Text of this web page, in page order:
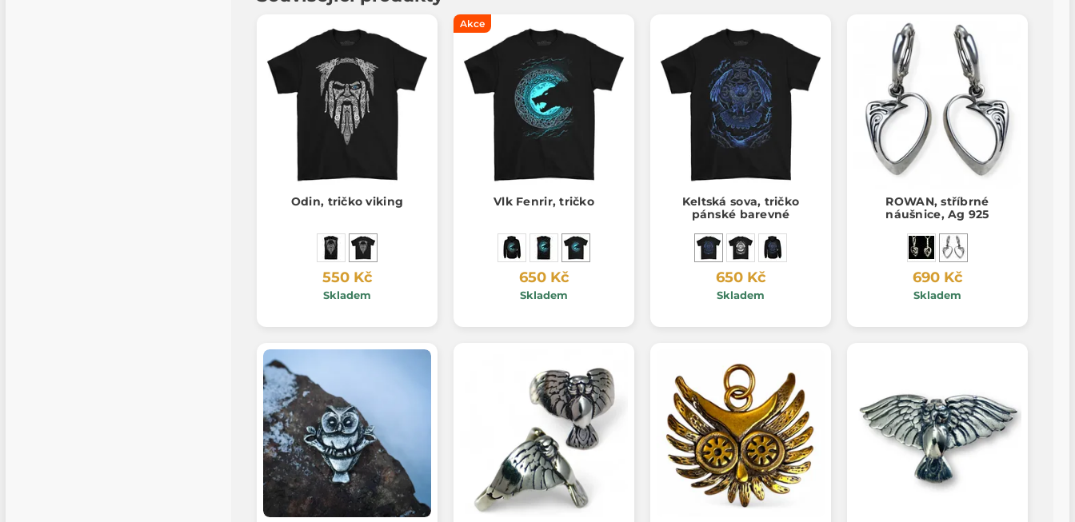
Odin, tričko viking
550 Kč
Skladem
Akce
Vlk Fenrir, tričko
650 Kč
Skladem
Keltská sova, tričko
pánské barevné
650 Kč
Skladem
ROWAN, stříbrné
náušnice, Ag 925
690 Kč
Skladem